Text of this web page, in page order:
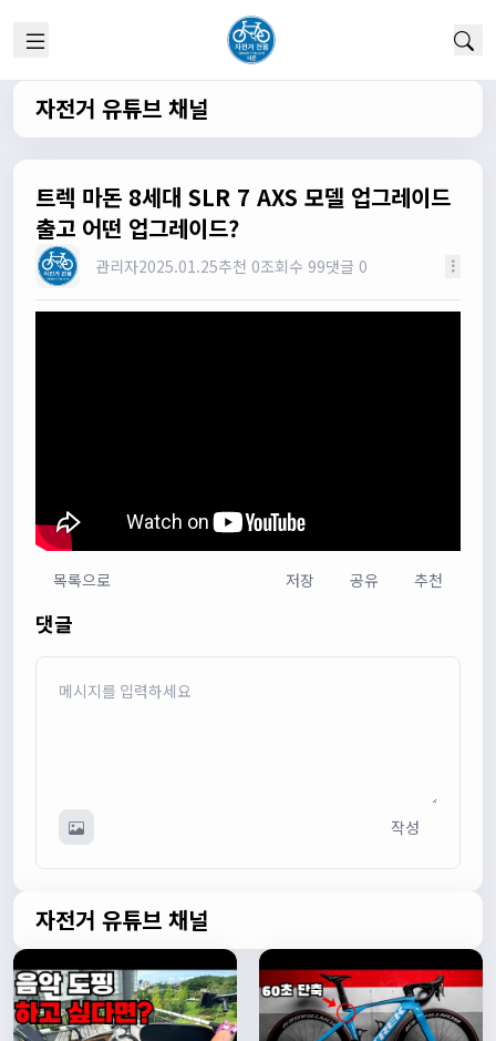
1/22/2025
채팅 신기해여
오 채팅기능까지..
원행 13:19:59
새로운 자전거 커뮤니티가 되겠네요
관리자
모두들 환영합니다 :)
타데이포가차13:29:16
다다우운
관리자13:50:05
이름/휴대폰 번호는 이벤트에 활용될수 있다는 항목을 추가
쏭박 17:23:31
실시간 채팅 테스트
쏭박17:23:34
1
쏭박17:23:35
자전거 유튜브 채널
트렉 마돈 8세대 SLR 7 AXS 모델 업그레이드
출고 어떤 업그레이드?
관리자2025.01.25추천 0조회수 99댓글 0
목록으로 저장 공유 추천
댓글
작성
자전거 유튜브 채널